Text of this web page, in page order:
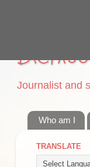
Journalist and
Who am I
TRANSLATE